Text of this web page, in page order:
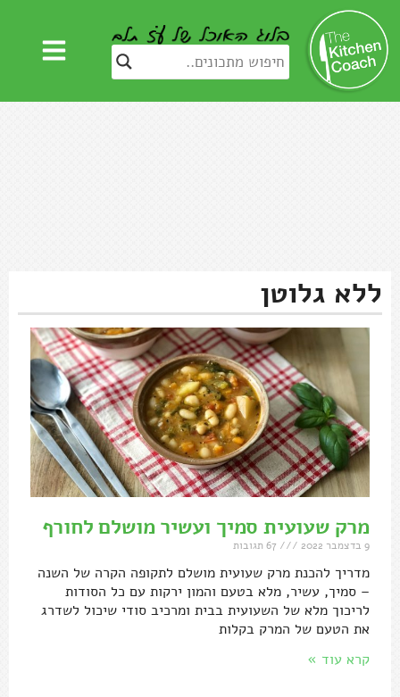
ללא גלוטן
מרק שעועית סמיך ועשיר מושלם לחורף
9 בדצמבר 2022
מדריך להכנת מרק שעועית מושלם לתקופה הקרה של השנה
– סמיך, עשיר, מלא בטעם והמון ירקות עם כל הסודות
לריכוך מלא של השעועית בבית ומרכיב סודי שיכול לשדרג
את הטעם של המרק בקלות
קרא עוד »